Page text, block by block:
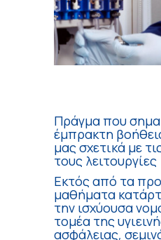
Πράγμα που
έμπρακτη
μας σχετικά με
τους λειτουργίες
Εκτός από τα
μαθήματα
την ισχύουσα
τομέα της
ασφάλειας,